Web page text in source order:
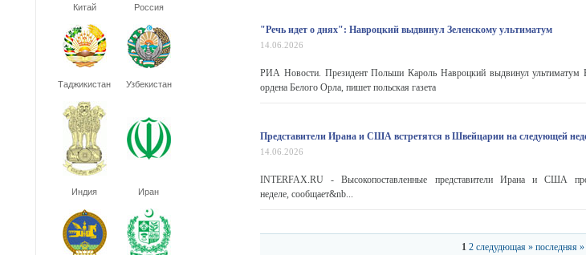
Китай Россия
Таджикистан Узбекистан
Индия Иран
"Речь идет о днях": Навроцкий выдвинул Зеленскому ультиматум
14.06.2026
РИА Новости. Президент Польши Кароль Навроцкий выдвинул ультиматум
ордена Белого Орла, пишет польская газета
Представители Ирана и США встретятся в Швейцарии на следующей
14.06.2026
INTERFAX.RU - Высокопоставленные представители Ирана и США
неделе, сообщает&nb...
1 2 следудющая » последняя »